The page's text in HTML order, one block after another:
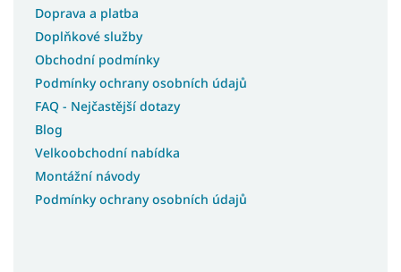
Doprava a platba
Doplňkové služby
Obchodní podmínky
Podmínky ochrany osobních údajů
FAQ - Nejčastější dotazy
Blog
Velkoobchodní nabídka
Montážní návody
Podmínky ochrany osobních údajů